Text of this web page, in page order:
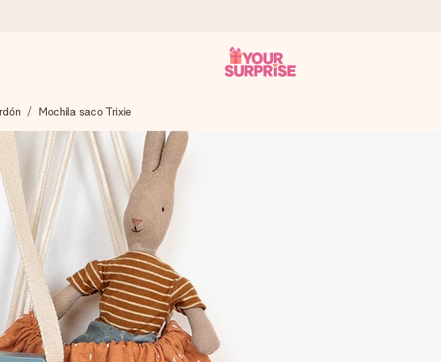
vuelo, para que lo entregues en el momento perfecto, cuando más importa.
4,5 en Google Reviews.
tu foto o un mensaje que llegue al corazón. Sin complicaciones, solo todo el
Mochila saco Trixie